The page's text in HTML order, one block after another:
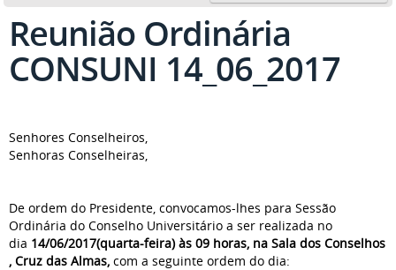
Reunião Ordinária
CONSUNI 14_06_2017
Senhores Conselheiros,
Senhoras Conselheiras,
De ordem do Presidente, convocamos-lhes para Sessão
Ordinária do Conselho Universitário a ser realizada no
dia 14/06/2017(quarta-feira) às 09 horas, na Sala dos Conselhos
, Cruz das Almas, com a seguinte ordem do dia: